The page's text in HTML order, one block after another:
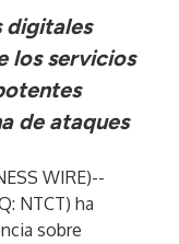
digitales
los servicios
de ataques
WIRE)--
NTCT) ha
sobre